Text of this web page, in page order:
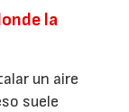
la
un aire
suele